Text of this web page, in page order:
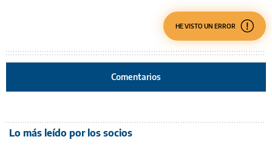
HE VISTO UN ERROR
Comentarios
Lo más leído por los socios